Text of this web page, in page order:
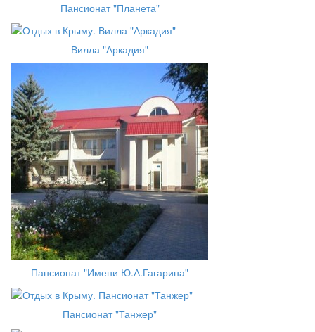
Пансионат "Планета"
Вилла "Аркадия"
Пансионат "Имени Ю.А.Гагарина"
Пансионат "Танжер"